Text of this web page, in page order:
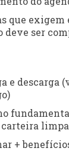
que
deve ser
e descarga
+